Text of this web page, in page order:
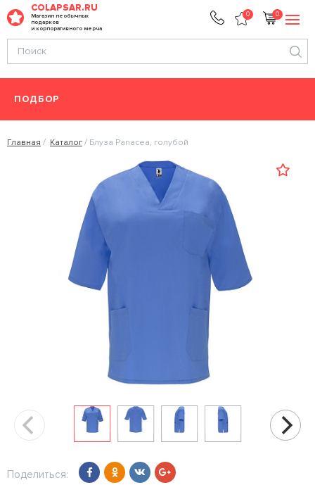
COLAPSAR.RU
Магазин необычных
подарков
и корпоративного мерча
0 0
ПОДБОР
Главная Каталог Блуза Panacea, голубой
Поделиться: